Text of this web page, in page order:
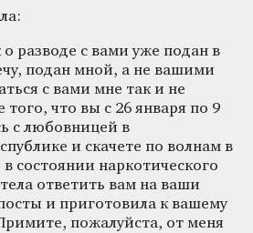
разводе с вами уже подан в
подан мной, а не вашими
с вами мне так и не
того, что вы с 26 января по 9
с любовницей в
и скачете по волнам в
состоянии наркотического
ответить вам на ваши
и приготовила к вашему
пожалуйста, от меня